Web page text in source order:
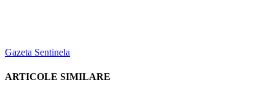
Gazeta Sentinela
ARTICOLE SIMILARE